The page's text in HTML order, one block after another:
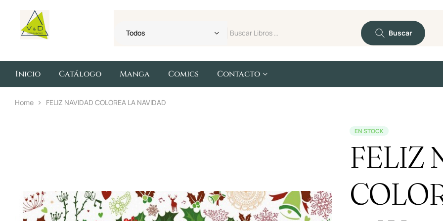
Buscar
Todos
Inicio Catálogo Manga Comics Contacto
Home FELIZ NAVIDAD COLOREA LA NAVIDAD
EN STOCK
FELIZ